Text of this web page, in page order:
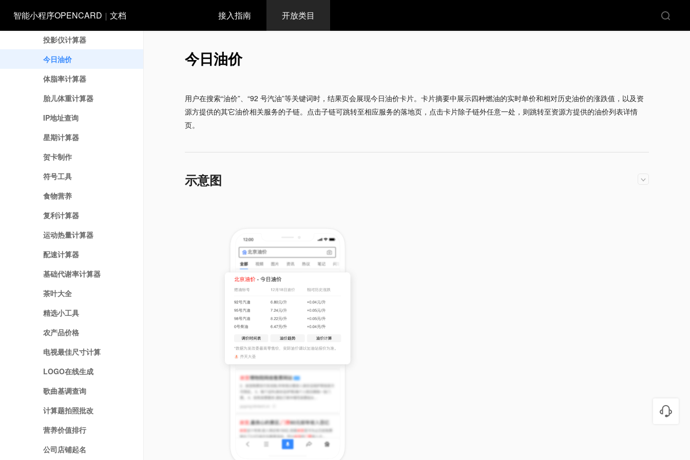
智能小程序OPENCARD 文档 接入指南 开放类目
排卵期计算器
投影仪计算器
今日油价
体脂率计算器
胎儿体重计算器
IP地址查询
星期计算器
贺卡制作
符号工具
食物营养
复利计算器
运动热量计算器
配速计算器
基础代谢率计算器
茶叶大全
精选小工具
农产品价格
电视最佳尺寸计算
LOGO在线生成
歌曲基调查询
计算题拍照批改
营养价值排行
公司店铺起名
今日油价
用户在搜索“油价”、“92 号汽油”等关键词时，结果页会展现今日油价卡片。卡片摘要中展示四种燃油的实时单价和相对历史油价的涨跌值，以及资
源方提供的其它油价相关服务的子链。点击子链可跳转至相应服务的落地页，点击卡片除子链外任意一处，则跳转至资源方提供的油价列表详情
页。
示意图